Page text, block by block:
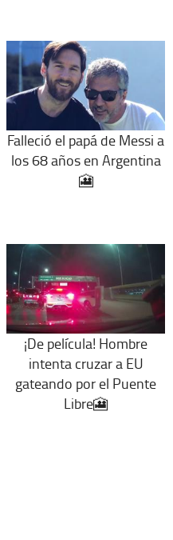
Falleció el papá de Messi a
los 68 años en Argentina
🎦
¡De película! Hombre
intenta cruzar a EU
gateando por el Puente
Libre🎦